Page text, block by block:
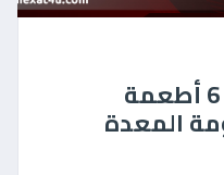
منها منتجات الألبان.. 6 أطعمة
المعدة